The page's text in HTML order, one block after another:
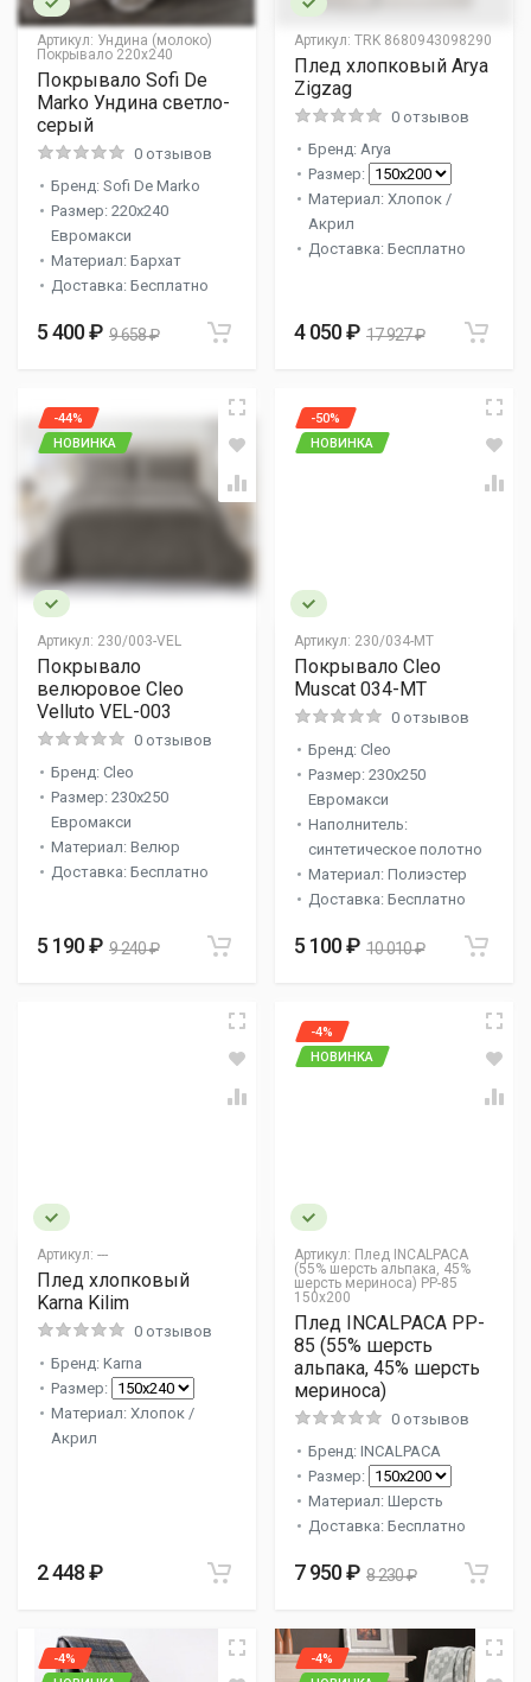
Артикул: Ундина (молоко)
Покрывало 220х240
Покрывало Sofi De
Marko Ундина светло-
серый
0 отзывов
Бренд: Sofi De Marko
Размер: 220x240
Евромакси
Материал: Бархат
Доставка: Бесплатно
5 400 ₽ 9 658 ₽
Артикул: TRK 8680943098290
Плед хлопковый Arya
Zigzag
0 отзывов
Бренд: Arya
Размер:
Материал: Хлопок /
Акрил
Доставка: Бесплатно
4 050 ₽ 17 927 ₽
Артикул: 230/003-VEL
-44%
НОВИНКА
Покрывало
велюровое Cleo
Velluto VEL-003
0 отзывов
Бренд: Cleo
Размер: 230x250
Евромакси
Материал: Велюр
Доставка: Бесплатно
5 190 ₽ 9 240 ₽
Артикул: 230/034-MT
-50%
НОВИНКА
Покрывало Cleo
Muscat 034-MT
0 отзывов
Бренд: Cleo
Размер: 230x250
Евромакси
Наполнитель:
синтетическое полотно
Материал: Полиэстер
Доставка: Бесплатно
5 100 ₽ 10 010 ₽
Артикул: ---
Плед хлопковый
Karna Kilim
0 отзывов
Бренд: Karna
Размер:
Материал: Хлопок /
Акрил
2 448 ₽
Артикул: Плед INCALPACA
(55% шерсть альпака, 45%
шерсть мериноса) PP-85
150x200
-4%
НОВИНКА
Плед INCALPACA PP-
85 (55% шерсть
альпака, 45% шерсть
мериноса)
0 отзывов
Бренд: INCALPACA
Размер:
Материал: Шерсть
Доставка: Бесплатно
7 950 ₽ 8 230 ₽
-4%
-4%